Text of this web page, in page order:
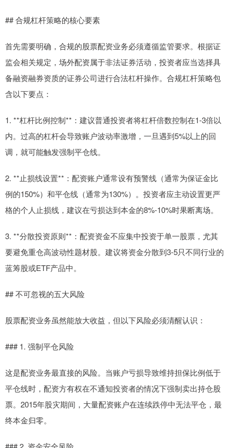
## 合规杠杆策略的核心要素
首先需要明确，合规的股票配资业务必须遵循监管要求。根据证
监会相关规定，场外配资属于非法证券活动，投资者应当选择具
备融资融券资质的证券公司进行合法杠杆操作。合规杠杆策略包
含以下要点：
1. **杠杆比例控制**：建议普通投资者将杠杆倍数控制在1-3倍以
内。过高的杠杆会导致账户波动率激增，一旦遇到5%以上的回
调，就可能触发强制平仓线。
2. **止损线设置**：配资账户通常设有预警线（通常为保证金比
例的150%）和平仓线（通常为130%）。投资者应主动设置更严
格的个人止损线，建议在亏损达到本金的8%-10%时果断离场。
3. **分散投资原则**：配资资金不应集中投资于单一股票，尤其
要避免重仓高波动性题材股。建议将资金分散到3-5只不同行业的
蓝筹股或ETF产品中。
## 不可忽视的五大风险
股票配资业务虽然能放大收益，但以下风险必须清醒认识：
### 1. 强制平仓风险
这是配资业务最直接的风险。当账户亏损导致维持担保比例低于
平仓线时，配资方有权在不通知投资者的情况下强制卖出持仓股
票。2015年股灾期间，大量配资账户在连续跌停中无法平仓，最
终本金归零。